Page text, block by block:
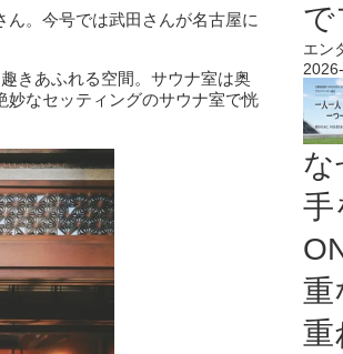
。今号では武田さんが名古屋に
きあふれる空間。サウナ室は奥
なセッティングのサウナ室で恍
で
エン
な
重
重